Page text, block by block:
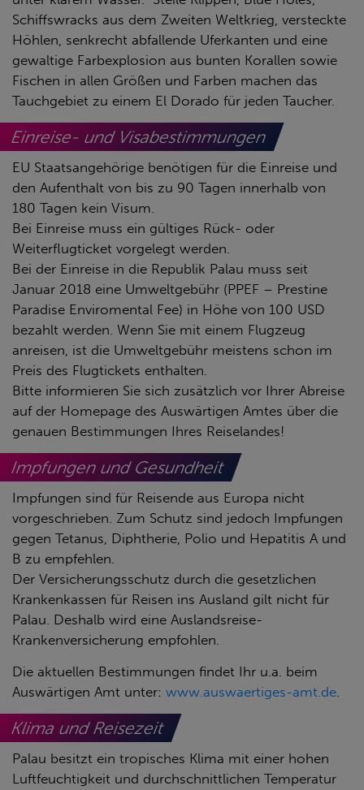
Schiffswracks aus dem Zweiten Weltkrieg, versteckte
Höhlen, senkrecht abfallende Uferkanten und eine
gewaltige Farbexplosion aus bunten Korallen sowie
Fischen in allen Größen und Farben machen das
Tauchgebiet zu einem El Dorado für jeden Taucher.
Einreise- und Visabestimmungen
EU Staatsangehörige benötigen für die Einreise und
den Aufenthalt von bis zu 90 Tagen innerhalb von
180 Tagen kein Visum.
Bei Einreise muss ein gültiges Rück- oder
Weiterflugticket vorgelegt werden.
Bei der Einreise in die Republik Palau muss seit
Januar 2018 eine Umweltgebühr (PPEF – Prestine
Paradise Enviromental Fee) in Höhe von 100 USD
bezahlt werden. Wenn Sie mit einem Flugzeug
anreisen, ist die Umweltgebühr meistens schon im
Preis des Flugtickets enthalten.
Bitte informieren Sie sich zusätzlich vor Ihrer Abreise
auf der Homepage des Auswärtigen Amtes über die
genauen Bestimmungen Ihres Reiselandes!
Impfungen und Gesundheit
Impfungen sind für Reisende aus Europa nicht
vorgeschrieben. Zum Schutz sind jedoch Impfungen
gegen Tetanus, Diphtherie, Polio und Hepatitis A und
B zu empfehlen.
Der Versicherungsschutz durch die gesetzlichen
Krankenkassen für Reisen ins Ausland gilt nicht für
Palau. Deshalb wird eine Auslandsreise-
Krankenversicherung empfohlen.
Die aktuellen Bestimmungen findet Ihr u.a. beim
Auswärtigen Amt unter: www.auswaertiges-amt.de.
Klima und Reisezeit
Palau besitzt ein tropisches Klima mit einer hohen
Luftfeuchtigkeit und durchschnittlichen Temperatur